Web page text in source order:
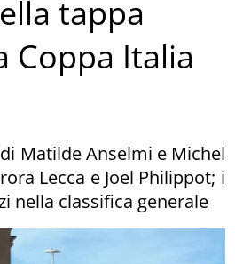
tappa
Coppa Italia
Matilde Anselmi e Michel
Lecca e Joel Philippot; i
nella classifica generale